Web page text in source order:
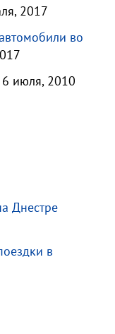
2017
во
июля, 2010
Днестре
в